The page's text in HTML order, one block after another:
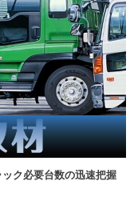
ク必要台数の迅速把握